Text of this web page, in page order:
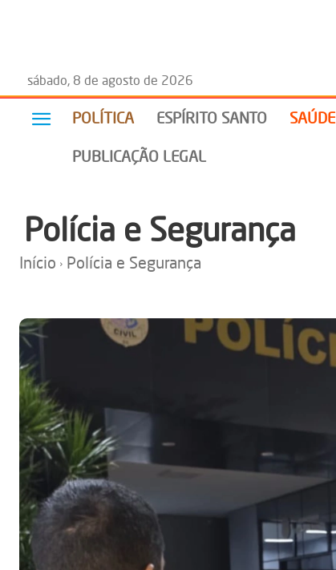
sábado, 8 de agosto de 2026
POLÍTICA ESPÍRITO SANTO SAÚDE
PUBLICAÇÃO LEGAL
Polícia e Segurança
Início Polícia e Segurança